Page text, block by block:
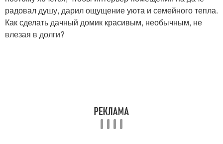
радовал душу, дарил ощущение уюта и семейного тепла.
Как сделать дачный домик красивым, необычным, не
влезая в долги?